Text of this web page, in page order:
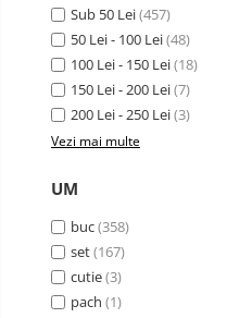
Dosare din carton
Dosare din plastic
Dosare suspendabile
Etichete bibliorafturi
Index autoadeziv
Mape din carton
Mape din plastic
Separatoare index
Sub 50 Lei(457)
50 Lei - 100 Lei(48)
100 Lei - 150 Lei(18)
150 Lei - 200 Lei(7)
200 Lei - 250 Lei(3)
Vezi mai multe
UM
buc(358)
set(167)
cutie(3)
pach (1)